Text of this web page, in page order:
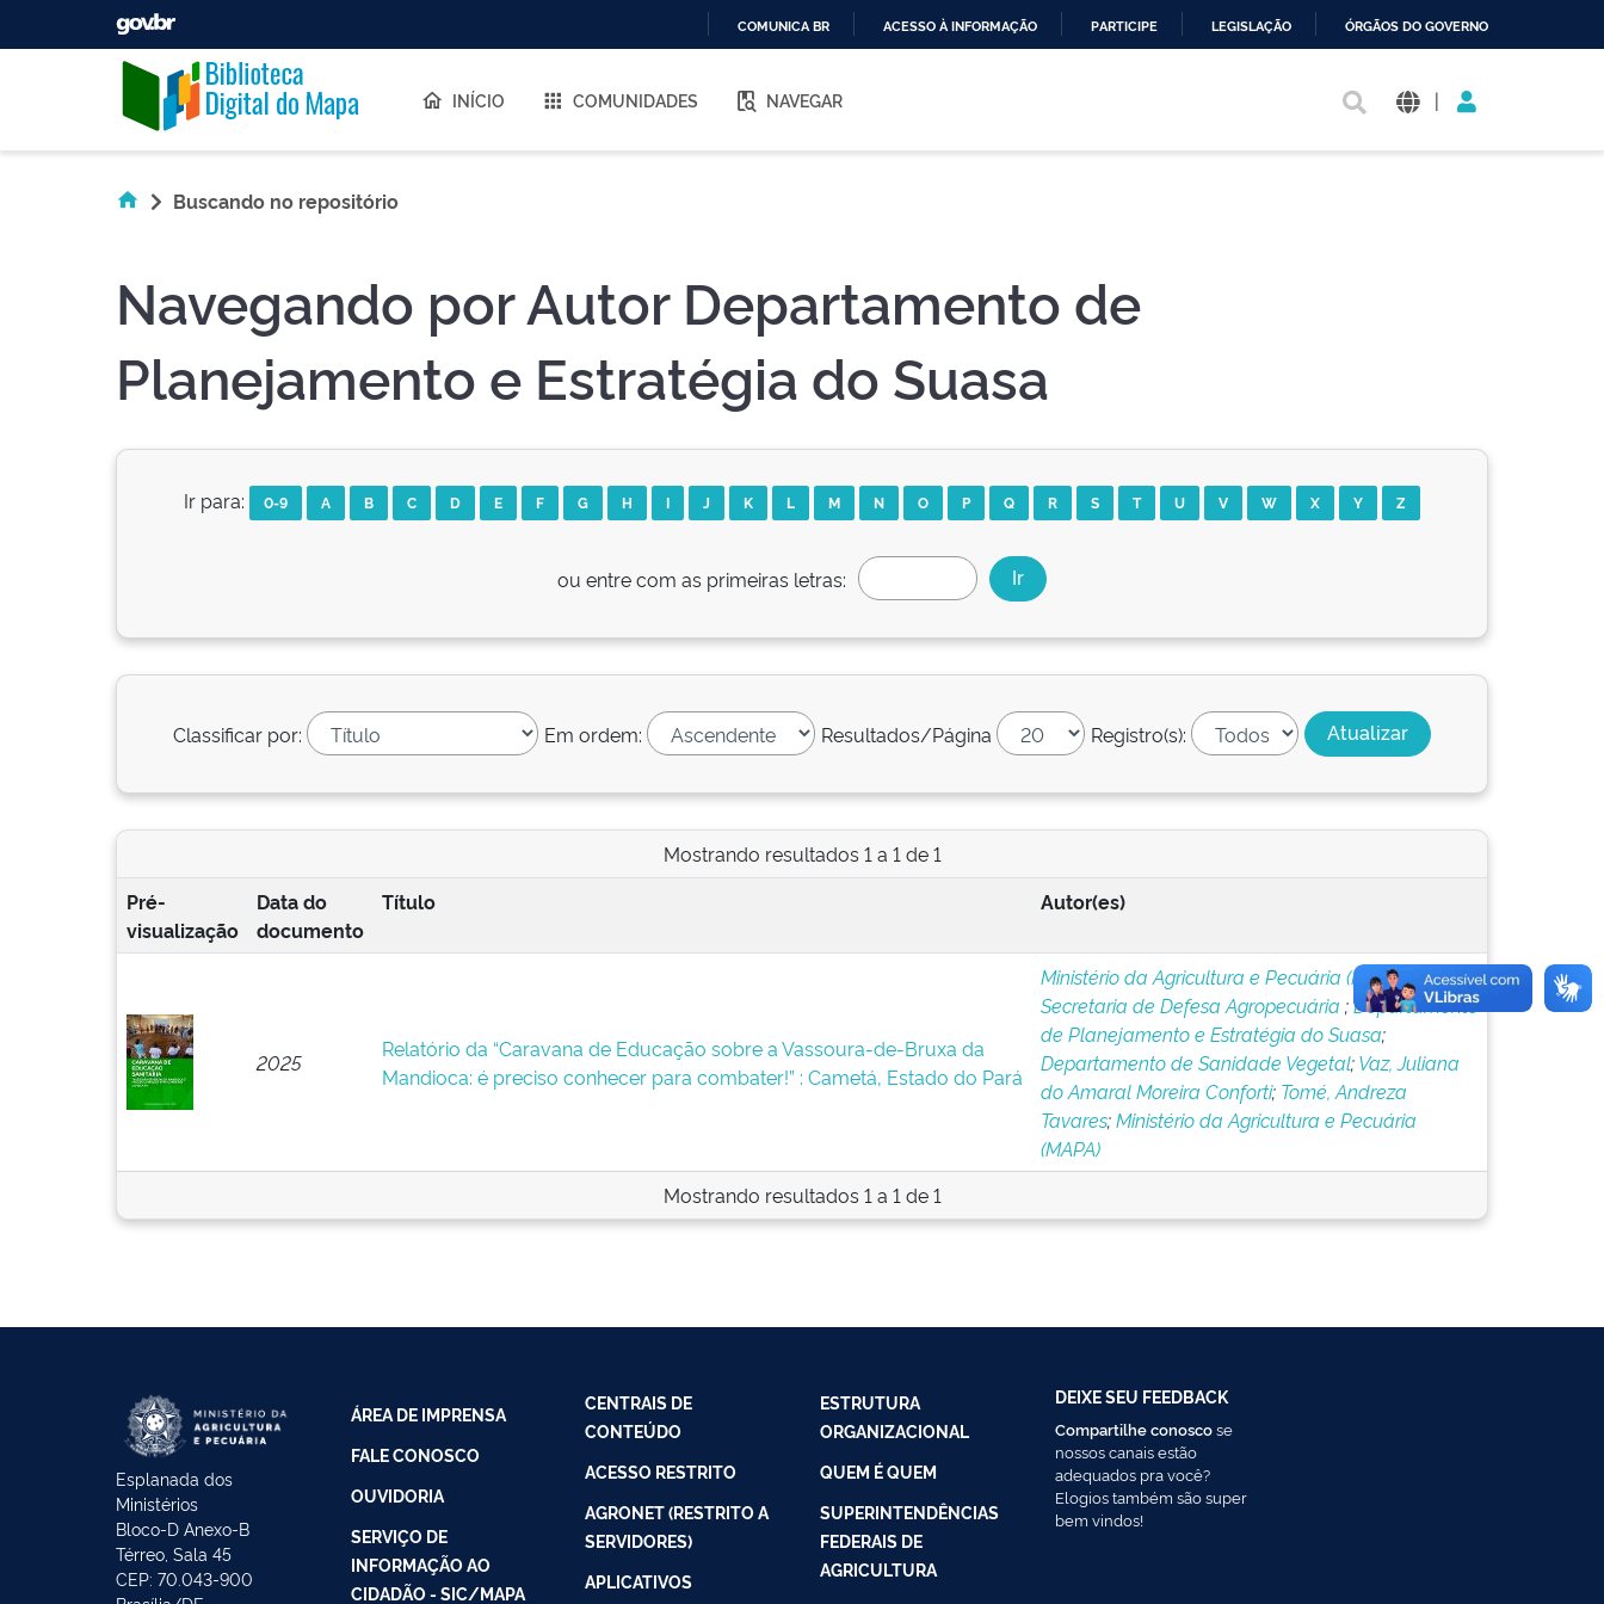
O
COMUNICA BR ACESSO À INFORMAÇÃO PARTICIPE LEGISLAÇÃO ÓRGÃOS DO GOVERNO
Skip navigation
INÍCIO COMUNIDADES NAVEGAR |
Buscando no repositório
Navegando por Autor Departamento de
Planejamento e Estratégia do Suasa
Ir para: 0-9 A B C D E F G H I J K L M N O P Q R S T U V W X Y Z
ou entre com as primeiras letras:
Classificar por: Em ordem: Resultados/Página Registro(s):
Mostrando resultados 1 a 1 de 1
Pré-
visualização
Data do
documento
Título Autor(es)
2025
Relatório da “Caravana de Educação sobre a Vassoura-de-Bruxa da
Mandioca: é preciso conhecer para combater!” : Cametá, Estado do Pará
Ministério da Agricultura e Pecuária (MAPA) ;
Secretaria de Defesa Agropecuária ;Departamento
de Planejamento e Estratégia do Suasa;
Departamento de Sanidade Vegetal;Vaz, Juliana
do Amaral Moreira Conforti; Tomé, Andreza
Tavares;Ministério da Agricultura e Pecuária
(MAPA)
Mostrando resultados 1 a 1 de 1
Esplanada dos
Ministérios
Bloco-D Anexo-B
Térreo, Sala 45
CEP: 70.043-900
ÁREA DE IMPRENSA
FALE CONOSCO
OUVIDORIA
SERVIÇO DE
INFORMAÇÃO AO
CIDADÃO - SIC/MAPA
CENTRAIS DE
CONTEÚDO
ACESSO RESTRITO
AGRONET (RESTRITO A
SERVIDORES)
APLICATIVOS
ESTRUTURA
ORGANIZACIONAL
QUEM É QUEM
SUPERINTENDÊNCIAS
FEDERAIS DE
AGRICULTURA
DEIXE SEU FEEDBACK
Compartilhe conoscose
nossos canais estão
adequados pra você?
Elogios também são super
bem vindos!